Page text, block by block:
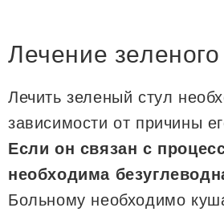
Лечение
Лечить зеленый стул
зависимости от причины
Если он связан с
необходима
Больному необходимо